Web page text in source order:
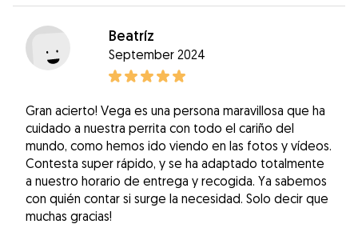
Beatríz
September 2024
Gran acierto! Vega es una persona maravillosa que ha
cuidado a nuestra perrita con todo el cariño del
mundo, como hemos ido viendo en las fotos y vídeos.
Contesta super rápido, y se ha adaptado totalmente
a nuestro horario de entrega y recogida. Ya sabemos
con quién contar si surge la necesidad. Solo decir que
muchas gracias!